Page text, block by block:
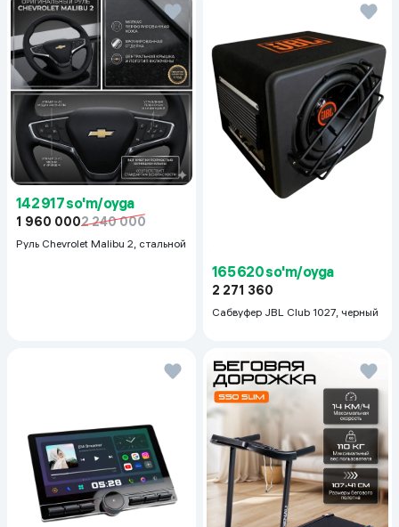
142 917 so'm/oyga
1 960 0002 240 000
Руль Chevrolet Malibu 2, cтальной
165 620 so'm/oyga
2 271 360
Сабвуфер JBL Club 1027, черный